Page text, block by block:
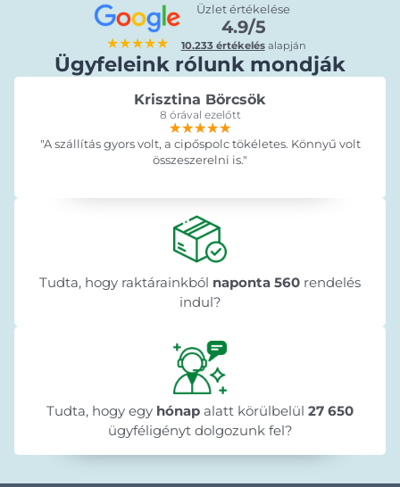
★★★★★
Üzlet értékelése
4.9/5
10.233 értékelésalapján
Ügyfeleink rólunk mondják
Krisztina Börcsök
8 órával ezelőtt
★★★★★
★★★★★
★★★★★
"A szállítás gyors volt, a cipőspolc tökéletes. Könnyű volt
összeszerelni is."
Tudta, hogy raktárainkból naponta 560 rendelés
indul?
Tudta, hogy egy hónap alatt körülbelül 27 650
ügyféligényt dolgozunk fel?